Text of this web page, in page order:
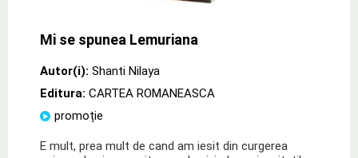
Mi se spunea Lemuriana
Autor(i): Shanti Nilaya
Editura: CARTEA ROMANEASCA
promoție
E mult, prea mult de cand am iesit din curgerea